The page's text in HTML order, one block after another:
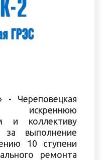
Череповецкая
искреннюю
и коллективу
за выполнение
10 ступени
ремонта